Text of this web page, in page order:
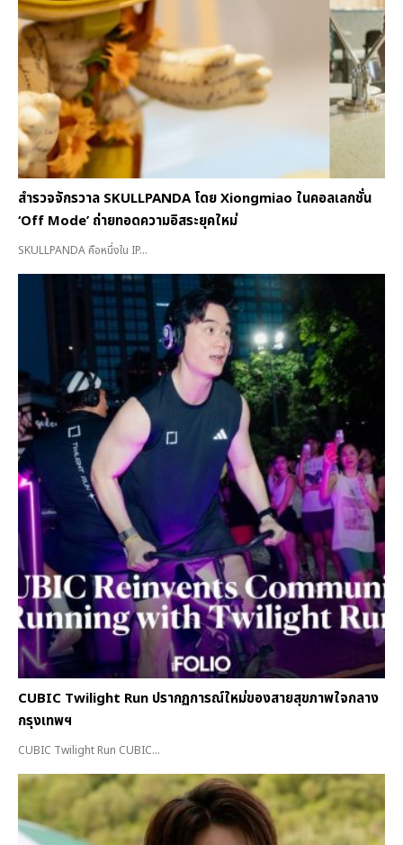
สำรวจจักรวาล SKULLPANDA โดย Xiongmiao ในคอลเลกชั่น
‘Off Mode’ ถ่ายทอดความอิสระยุคใหม่
SKULLPANDA คือหนึ่งใน IP...
CUBIC Twilight Run ปรากฏการณ์ใหม่ของสายสุขภาพใจกลาง
กรุงเทพฯ
CUBIC Twilight Run CUBIC...